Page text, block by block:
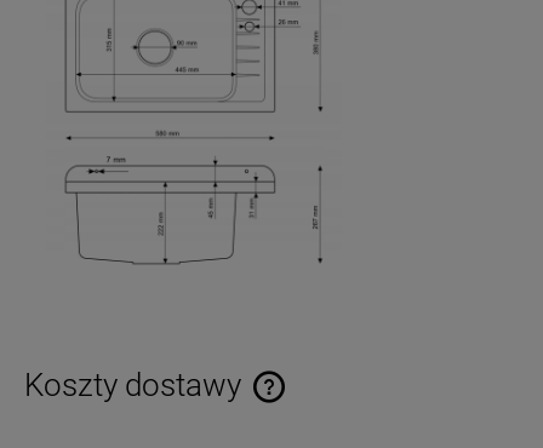
Koszty dostawy
Cena nie zawiera ewentualnych kosztów płatności